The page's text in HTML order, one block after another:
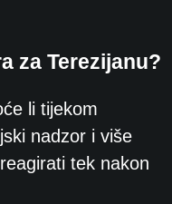
za Terezijanu?
li tijekom
nadzor i više
tek nakon